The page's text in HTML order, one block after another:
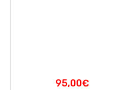
95,00€